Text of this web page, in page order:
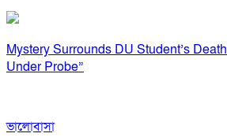
Mystery Surrounds DU Student’s
Under Probe”
ভালোবাসা